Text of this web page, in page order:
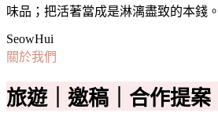
味品；把活著當成是淋漓盡致的本錢。
SeowHui
關於我們
旅遊｜邀稿｜合作提案